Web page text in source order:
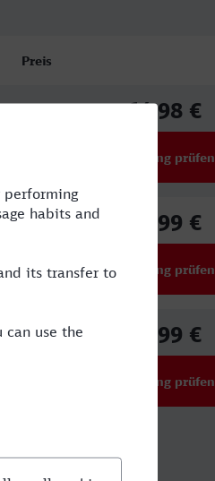
Preis
64,98 €
Verbindung prüfen
63,99 €
Verbindung prüfen
63,99 €
Verbindung prüfen